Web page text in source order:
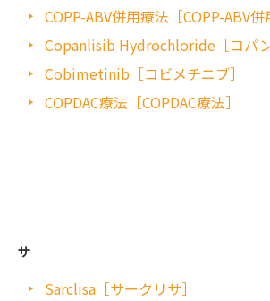
COPP-ABV併用療法［COPP-ABV併
Copanlisib Hydrochloride［コパン
Cobimetinib［コビメチニブ］
COPDAC療法［COPDAC療法］
サ
Sarclisa［サークリサ］